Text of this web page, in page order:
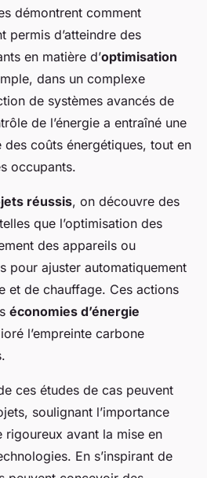
démontrent comment
permis d’atteindre des
en matière d’optimisation
dans un complexe
de systèmes avancés de
de l’énergie a entraîné une
coûts énergétiques, tout en
occupants.
réussis, on découvre des
que l’optimisation des
des appareils ou
pour ajuster automatiquement
et de chauffage. Ces actions
économies d’énergie
l’empreinte carbone
ces études de cas peuvent
soulignant l’importance
rigoureux avant la mise en
En s’inspirant de